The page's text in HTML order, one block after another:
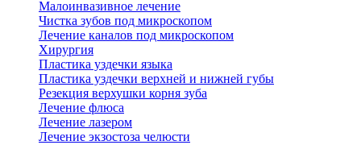
Малоинвазивное лечение
Чистка зубов под микроскопом
Лечение каналов под микроскопом
Хирургия
Пластика уздечки языка
Пластика уздечки верхней и нижней губы
Резекция верхушки корня зуба
Лечение флюса
Лечение лазером
Лечение экзостоза челюсти